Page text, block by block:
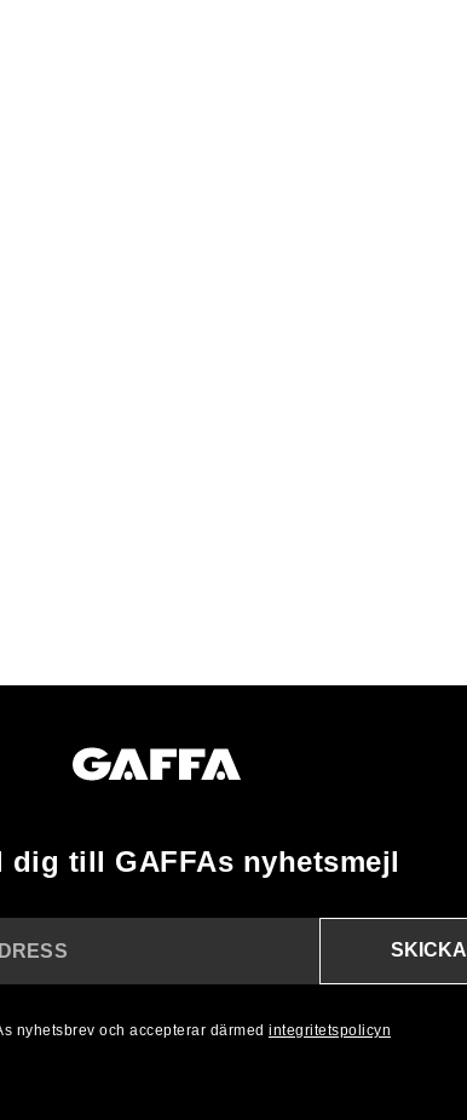
dig till GAFFAs nyhetsmejl
SKICKA
nyhetsbrev och accepterar därmed integritetspolicyn